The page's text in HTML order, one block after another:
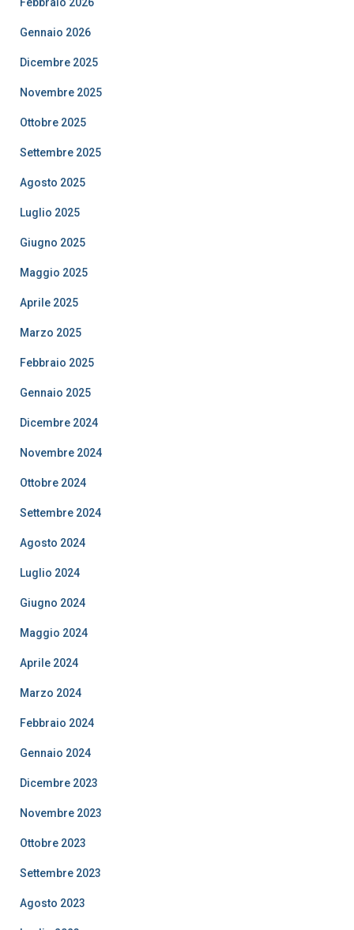
Gennaio 2026
Dicembre 2025
Novembre 2025
Ottobre 2025
Settembre 2025
Agosto 2025
Luglio 2025
Giugno 2025
Maggio 2025
Aprile 2025
Marzo 2025
Febbraio 2025
Gennaio 2025
Dicembre 2024
Novembre 2024
Ottobre 2024
Settembre 2024
Agosto 2024
Luglio 2024
Giugno 2024
Maggio 2024
Aprile 2024
Marzo 2024
Febbraio 2024
Gennaio 2024
Dicembre 2023
Novembre 2023
Ottobre 2023
Settembre 2023
Agosto 2023